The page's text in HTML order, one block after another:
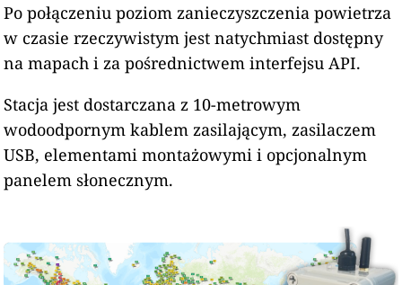
Po połączeniu poziom zanieczyszczenia powietrza
w czasie rzeczywistym jest natychmiast dostępny
na mapach i za pośrednictwem interfejsu API.
Stacja jest dostarczana z 10-metrowym
wodoodpornym kablem zasilającym, zasilaczem
USB, elementami montażowymi i opcjonalnym
panelem słonecznym.